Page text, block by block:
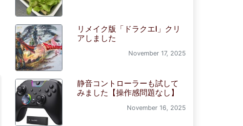
リメイク版「ドラクエI」クリ
アしました
November 17, 2025
静音コントローラーも試して
みました【操作感問題なし】
November 16, 2025